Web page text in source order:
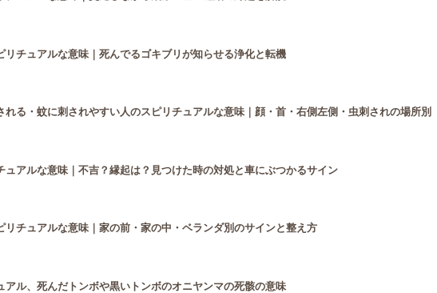
リチュアルな意味｜死んでるゴキブリが知らせる浄化と転機
れる・蚊に刺されやすい人のスピリチュアルな意味｜顔・首・右側左側・虫刺されの場所別
ュアルな意味｜不吉？縁起は？見つけた時の対処と車にぶつかるサイン
リチュアルな意味｜家の前・家の中・ベランダ別のサインと整え方
アル、死んだトンボや黒いトンボのオニヤンマの死骸の意味